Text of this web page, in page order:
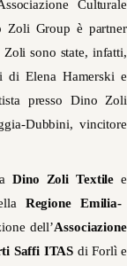
Culturale
Zoli Group è partner
sono state, infatti,
di Elena Hamerski e
presso Dino Zoli
Dubbini, vincitore
Dino Zoli Textilee
Regione Emilia-
dell’Associazione
Saffi ITAS di Forlì e